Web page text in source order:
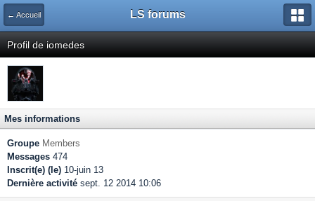
← Accueil LS forums
Profil de iomedes
Mes informations
Groupe Members
Messages 474
Inscrit(e) (le) 10-juin 13
Dernière activité sept. 12 2014 10:06